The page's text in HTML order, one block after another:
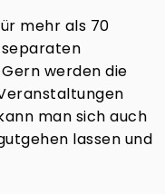
mehr als 70
werden die
man sich auch
lassen und